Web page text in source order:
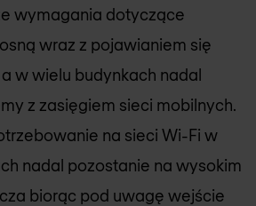
wymagania dotyczące
wraz z pojawianiem się
w wielu budynkach nadal
z zasięgiem sieci mobilnych.
na sieci Wi-Fi w
nadal pozostanie na wysokim
biorąc pod uwagę wejście